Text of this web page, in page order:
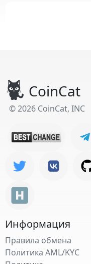
CoinCat
© 2026 CoinCat, INC
Информация
Правила обмена
Политика AML/KYC